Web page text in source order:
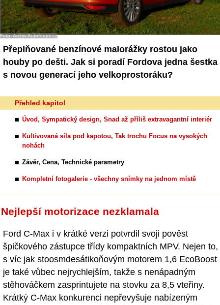
Foto: Archiv Autoforum.cz
Přeplňované benzínové malorážky rostou jako
houby po dešti. Jak si poradí Fordova jedna šestka
s novou generací jeho velkoprostoráku?
Přehled kapitol
Úvod, Sympatický design, Snad až příliš extravagantní interiér
Kultivovaná síla pod kapotou, Tak trochu Focus na vysokých
nohách
Závěr, Cena, Technické parametry
Kompletní fotogalerie - všechny snímky na jednom místě
Nejlepší motorizace nezklamala
Ford C-Max i v krátké verzi potvrdil svoji pověst
špičkového zástupce třídy kompaktních MPV. Nejen to,
s víc jak stoosmdesátikoňovým motorem 1,6 EcoBoost
je také vůbec nejrychlejším, takže s nenápadným
stěhováčkem zasprintujete na stovku za 8,5 vteřiny.
Krátký C-Max konkurenci nepřevyšuje nabízeným